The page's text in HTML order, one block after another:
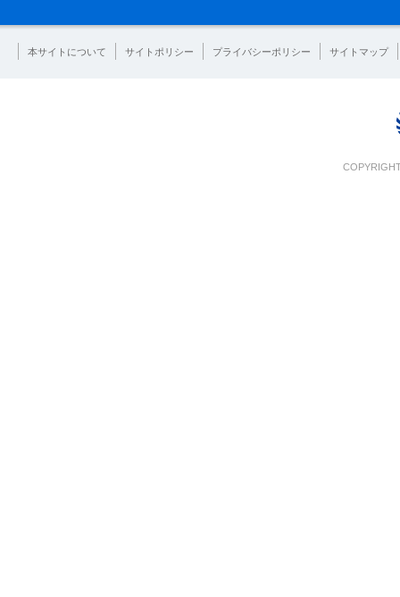
本サイトについて サイトポリシー プライバシーポリシー サイトマップ